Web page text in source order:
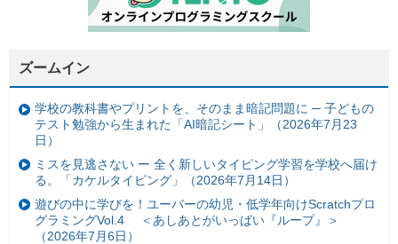
ズームイン
学校の教科書やプリントを、そのまま暗記問題に ─ 子どもの
テスト勉強から生まれた「AI暗記シート」（2026年7月23
日）
ミスを見逃さない ー 全く新しいタイピング学習を学校へ届け
る。「カケルタイピング」（2026年7月14日）
遊びの中に学びを！ユーバーの幼児・低学年向けScratchプロ
グラミングVol.4 ＜あしあとがいっぱい『ループ』＞
（2026年7月6日）